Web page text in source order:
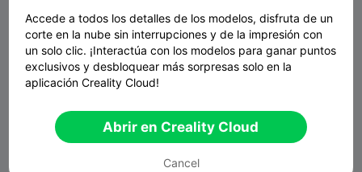
CHRISTMAS BALL
Accede a todos los detalles de los modelos, disfruta de un
corte en la nube sin interrupciones y de la impresión con
un solo clic. ¡Interactúa con los modelos para ganar puntos
exclusivos y desbloquear más sorpresas solo en la
aplicación Creality Cloud!
Abrir en Creality Cloud
Cancel